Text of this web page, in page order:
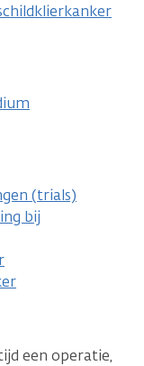
(trials)
bij
een operatie,